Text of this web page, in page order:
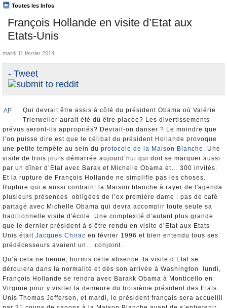
Gouvernement
Ministères/Directions
Blog
Elections européennes
François Hollande en visite d’Etat aux
Etats-Unis
Toutes les Infos
A la Une
Polémiques
La France et le Monde
Nominations et Démissions
Elections européennes
Infos insolites
- Tweet
mardi 11 février 2014
AP
Qui devrait être assis à côté du président Obama où Valérie
Trierweiler aurait été dû être placée? Les divertissements
prévus seront-ils appropriés? Devrait-on danser ? Le moindre que
l’on puisse dire est que le célibat du président Hollande provoque
une petite tempête au sein du protocole de la Maison Blanche . Une
visite de trois jours démarrée aujourd’hui qui doit se marquer aussi
par un dîner d’Etat avec Barak et Michelle Obama et… 300 invités.
Et la rupture de François Hollande ne simplifie pas les choses.
Rupture qui a aussi contraint la Maison blanche à rayer de l'agenda
plusieurs présences obligées de l’ex première dame : pas de café
partagé avec Michelle Obama qui devra accomplir toute seule sa
traditionnelle visite d'école. Une complexité d’autant plus grande
que le dernier président à s’être rendu en visite d’Etat aux Etats
Unis était Jacques Chirac en février 1996 et bien entendu tous ses
prédécesseurs avaient un… conjoint.
Qu’à cela ne tienne, hormis cette absence la visite d’Etat se
déroulera dans la normalité et dès son arrivée à Washington lundi,
François Hollande se rendra avec Barakk Obama à Monticello en
Virginie pour y visiter la demeure du troisième président des Etats
Unis Thomas Jefferson, et mardi, le président français sera accueilli